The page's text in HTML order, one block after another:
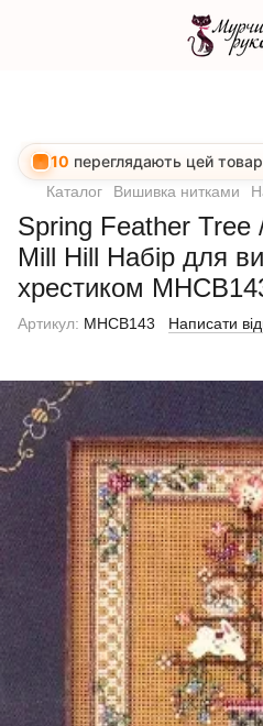
10 переглядають цей товар
Каталог Вишивка нитками
Spring Feather
Mill Hill Набір для
хрестиком
Артикул: MHCB143 Написати